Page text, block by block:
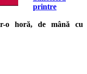
printre
o horă, de mână cu